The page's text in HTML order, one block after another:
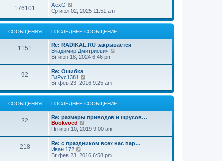
176101
AlexG
Ср июл 02, 2025 11:51 am
СООБЩЕНИЯ ПОСЛЕДНЕЕ СООБЩЕНИЕ
1151
Re: RADIKAL.RU закрывается
Владимир Дмитриевич
к
п
о
с
л
е
м
Вт июн 18, 2024 6:46 pm
92
Re: Ошибка
ВиРус1381
е
е
т
и
к
о
с
л
д
Вт фев 23, 2016 9:25 am
СООБЩЕНИЯ ПОСЛЕДНЕЕ СООБЩЕНИЕ
22
Re: размеры приводов и шрусов…
Bookvoed
е
й
т
и
Пн июн 10, 2019 9:00 am
218
Re: с праздником всех нас пар…
Иван 172
е
Вт фев 23, 2016 6:58 pm